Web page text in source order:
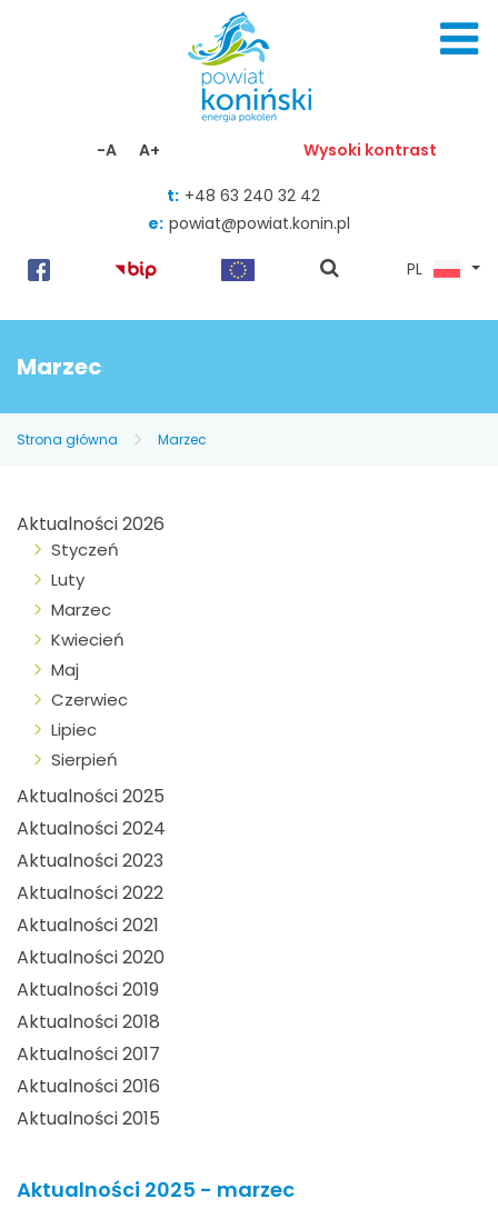
-A A+ Wysoki kontrast
t: +48 63 240 32 42
e: powiat@powiat.konin.pl
pokaż
PL
Marzec
Strona główna Marzec
Aktualności 2026
Styczeń
Luty
Marzec
Kwiecień
Maj
Czerwiec
Lipiec
Sierpień
Aktualności 2025
Aktualności 2024
Aktualności 2023
Aktualności 2022
Aktualności 2021
Aktualności 2020
Aktualności 2019
Aktualności 2018
Aktualności 2017
Aktualności 2016
Aktualności 2015
Aktualności 2025 - marzec